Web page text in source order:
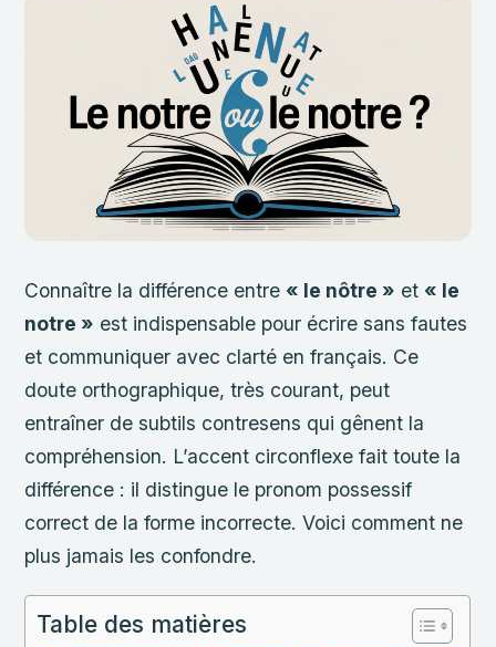
Connaître la différence entre « le nôtre » et « le
notre » est indispensable pour écrire sans fautes
et communiquer avec clarté en français. Ce
doute orthographique, très courant, peut
entraîner de subtils contresens qui gênent la
compréhension. L’accent circonflexe fait toute la
différence : il distingue le pronom possessif
correct de la forme incorrecte. Voici comment ne
plus jamais les confondre.
Table des matières